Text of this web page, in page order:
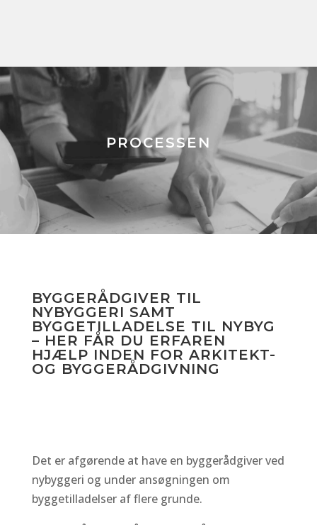
PROCESSEN
BYGGERÅDGIVER TIL
NYBYGGERI SAMT
BYGGETILLADELSE TIL NYBYG
– HER FÅR DU ERFAREN
HJÆLP INDEN FOR ARKITEKT-
OG BYGGERÅDGIVNING
Det er afgørende at have en byggerådgiver ved
nybyggeri og under ansøgningen om
byggetilladelser af flere grunde.